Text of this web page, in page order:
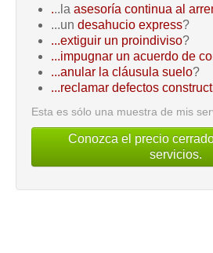
...la asesoría continua al
...un desahucio express?
...extiguir un proindiviso?
...impugnar un acuerdo de
...anular la cláusula suelo?
...reclamar defectos
Esta es sólo una muestra de mis
Conozca el precio
servicios.